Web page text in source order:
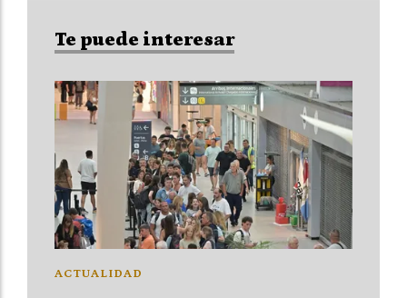
Te puede interesar
ACTUALIDAD